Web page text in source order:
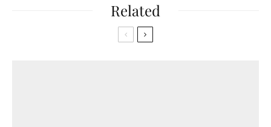
Related